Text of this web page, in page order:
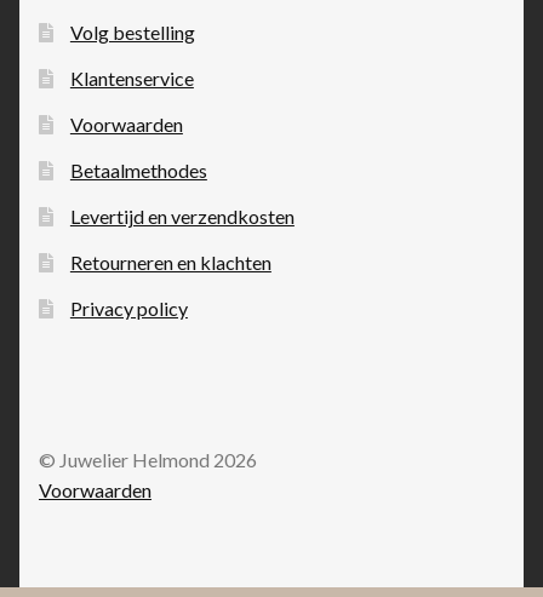
Volg bestelling
Klantenservice
Voorwaarden
Betaalmethodes
Levertijd en verzendkosten
Retourneren en klachten
Privacy policy
© Juwelier Helmond 2026
Voorwaarden